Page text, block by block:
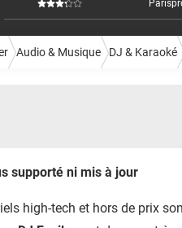
Audio & Musique DJ & Karaoké
supporté ni mis à jour
high-tech et hors de prix